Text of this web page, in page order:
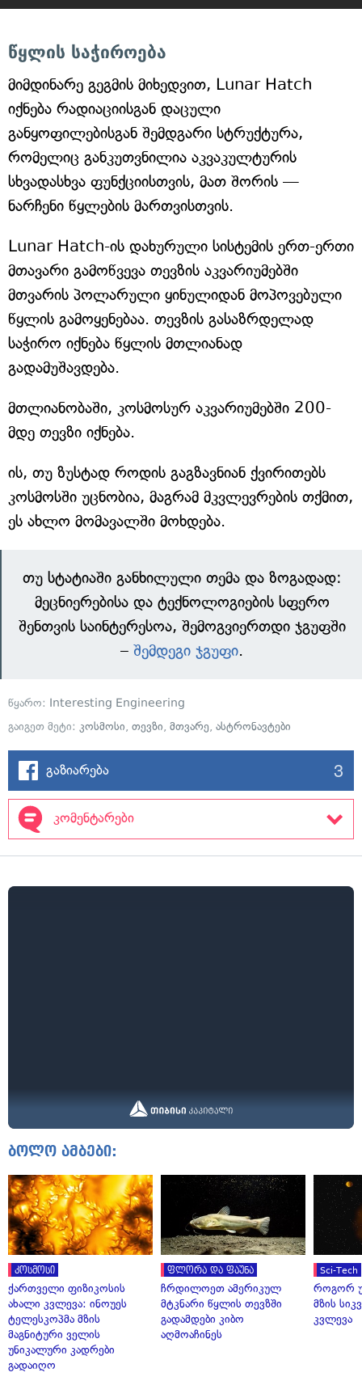
წყლის საჭიროება
მიმდინარე გეგმის მიხედვით, Lunar Hatch
იქნება რადიაციისგან დაცული
განყოფილებისგან შემდგარი სტრუქტურა,
რომელიც განკუთვნილია აკვაკულტურის
სხვადასხვა ფუნქციისთვის, მათ შორის —
ნარჩენი წყლების მართვისთვის.
Lunar Hatch-ის დახურული სისტემის ერთ-ერთი
მთავარი გამოწვევა თევზის აკვარიუმებში
მთვარის პოლარული ყინულიდან მოპოვებული
წყლის გამოყენებაა. თევზის გასაზრდელად
საჭირო იქნება წყლის მთლიანად
გადამუშავდება.
მთლიანობაში, კოსმოსურ აკვარიუმებში 200-
მდე თევზი იქნება.
ის, თუ ზუსტად როდის გაგზავნიან ქვირითებს
კოსმოსში უცნობია, მაგრამ მკვლევრების თქმით,
ეს ახლო მომავალში მოხდება.
თუ სტატიაში განხილული თემა და ზოგადად:
მეცნიერებისა და ტექნოლოგიების სფერო
შენთვის საინტერესოა, შემოგვიერთდი ჯგუფში
– შემდეგი ჯგუფი.
წყარო: Interesting Engineering
გაიგეთ მეტი: კოსმოსი, თევზი, მთვარე, ასტრონავტები
გაზიარება 3
კომენტარები
ბოლო ამბები:
კოსმოსი
ქართველი ფიზიკოსის
ახალი კვლევა: ინოუეს
ტელესკოპმა მზის
მაგნიტური ველის
უნიკალური კადრები
გადაიღო
ფლორა და ფაუნა
ჩრდილოეთ ამერიკულ
მტკნარი წყლის თევზში
გადამდები კიბო
აღმოაჩინეს
Sci-Tech
როგორ
მზის
კვლევა